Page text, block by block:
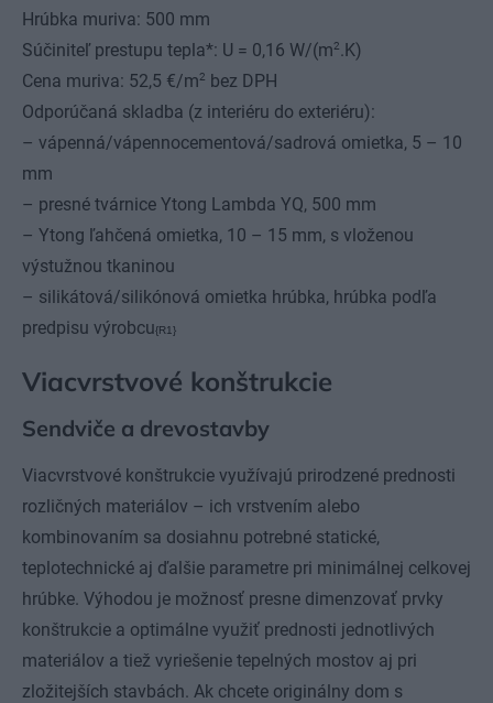
Hrúbka muriva: 500 mm
Súčiniteľ prestupu tepla*: U = 0,16 W/(m2.K)
Cena muriva: 52,5 €/m2 bez DPH
Odporúčaná skladba (z interiéru do exteriéru):
– vápenná/vápennocementová/sadrová omietka, 5 – 10
mm
– presné tvárnice Ytong Lambda YQ, 500 mm
– Ytong ľahčená omietka, 10 – 15 mm, s vloženou
výstužnou tkaninou
– silikátová/silikónová omietka hrúbka, hrúbka podľa
predpisu výrobcu{R1}
Viacvrstvové konštrukcie
Sendviče a drevostavby
Viacvrstvové konštrukcie využívajú prirodzené prednosti
rozličných materiálov – ich vrstvením alebo
kombinovaním sa dosiahnu potrebné statické,
teplotechnické aj ďalšie parametre pri minimálnej celkovej
hrúbke. Výhodou je možnosť presne dimenzovať prvky
konštrukcie a optimálne využiť prednosti jednotlivých
materiálov a tiež vyriešenie tepelných mostov aj pri
zložitejších stavbách. Ak chcete originálny dom s